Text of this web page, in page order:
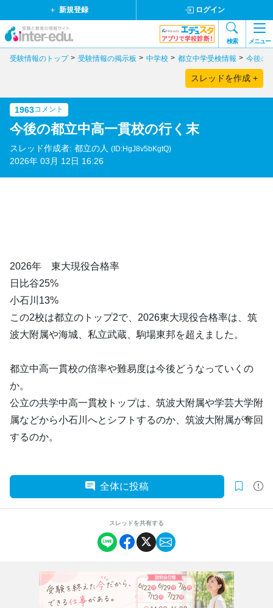
新規登録 ログイン
検索 メニュー
受験情報のトップ 受験情報の掲示板 中学校 都立中学受検情報 今後の
スレッドを作成 +
1963コメント
今後の都立中高一貫校の行く末
スレッド作成者: 都立の人 (ID:HgJ8v5bKgtQ)
2026年 03月 12日 16:26
2026年 東大現役合格率
日比谷25%
小石川13%
この2校は都立のトップ2で、2026東大現役合格率は、筑
波大附属や海城、私立武蔵、駒場東邦を超えました。
都立中高一貫校の倍率や難易度は今後どうなっていくの
か。
公立の共学中高一貫校トップは、筑波大附属や学芸大学附
属などから小石川へとシフトするのか、筑波大附属が奪回
するのか。
全体に投稿
スレッドを共有する